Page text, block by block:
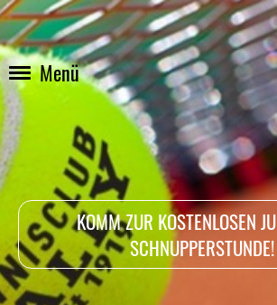
Menü
KOMM ZUR KOSTENLOSEN
SCHNUPPERSTUNDE!